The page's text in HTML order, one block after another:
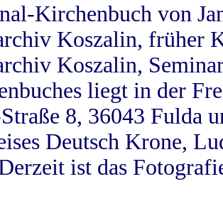
Kirchenbuch von
Koszalin, früher
Koszalin,
liegt in der
8, 36043 Fulda
Deutsch Krone,
ist das